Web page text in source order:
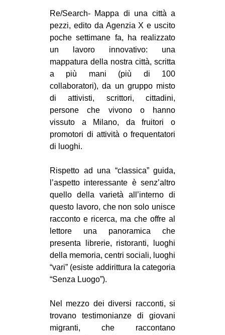
CULTURE
ARTE
CINEMA
MANIFESTI
MUSICA
RECENSIONI
INTERNAZIONALE
AFRICA
ESTREMO ORIENTE
MEDIO ORIENTE
MONDO
EVENTI
in
Re/Search- Mappa di una città a
pezzi, edito da Agenzia X e uscito
poche settimane fa, ha realizzato
un lavoro innovativo: una
mappatura della nostra città, scritta
a più mani (più di 100
collaboratori), da un gruppo misto
di attivisti, scrittori, cittadini,
persone che vivono o hanno
vissuto a Milano, da fruitori o
promotori di attività o frequentatori
di luoghi.
Rispetto ad una “classica” guida,
l’aspetto interessante è senz’altro
quello della varietà all’interno di
questo lavoro, che non solo unisce
racconto e ricerca, ma che offre al
lettore una panoramica che
presenta librerie, ristoranti, luoghi
della memoria, centri sociali, luoghi
“vari” (esiste addirittura la categoria
“Senza Luogo”).
Nel mezzo dei diversi racconti, si
trovano testimonianze di giovani
migranti, che raccontano